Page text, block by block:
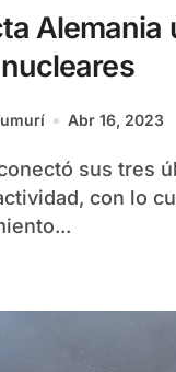
Abr 16, 2023
con lo